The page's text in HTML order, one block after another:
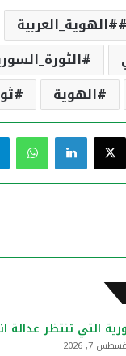
#الهوية_العربية
الهوية
فيسبوك لينكدإن واتساب
التي تنتظر عدالة
7, 2026